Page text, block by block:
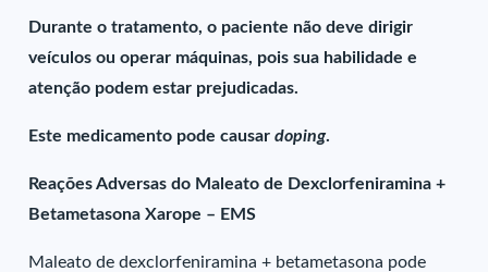
Durante o tratamento, o paciente não deve dirigir
veículos ou operar máquinas, pois sua habilidade e
atenção podem estar prejudicadas.
Este medicamento pode causardoping.
Reações Adversas do Maleato de Dexclorfeniramina +
Betametasona Xarope – EMS
Maleato de dexclorfeniramina + betametasona pode